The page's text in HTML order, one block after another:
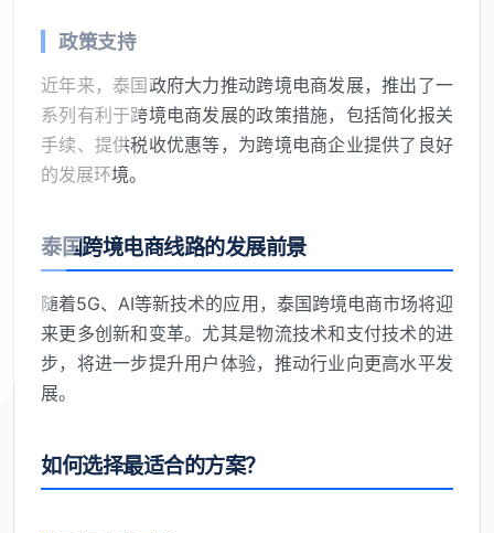
政策支持
近年来，泰国政府大力推动跨境电商发展，推出了一
系列有利于跨境电商发展的政策措施，包括简化报关
手续、提供税收优惠等，为跨境电商企业提供了良好
的发展环境。
泰国跨境电商线路的发展前景
随着5G、AI等新技术的应用，泰国跨境电商市场将迎
来更多创新和变革。尤其是物流技术和支付技术的进
步，将进一步提升用户体验，推动行业向更高水平发
展。
如何选择最适合的方案？